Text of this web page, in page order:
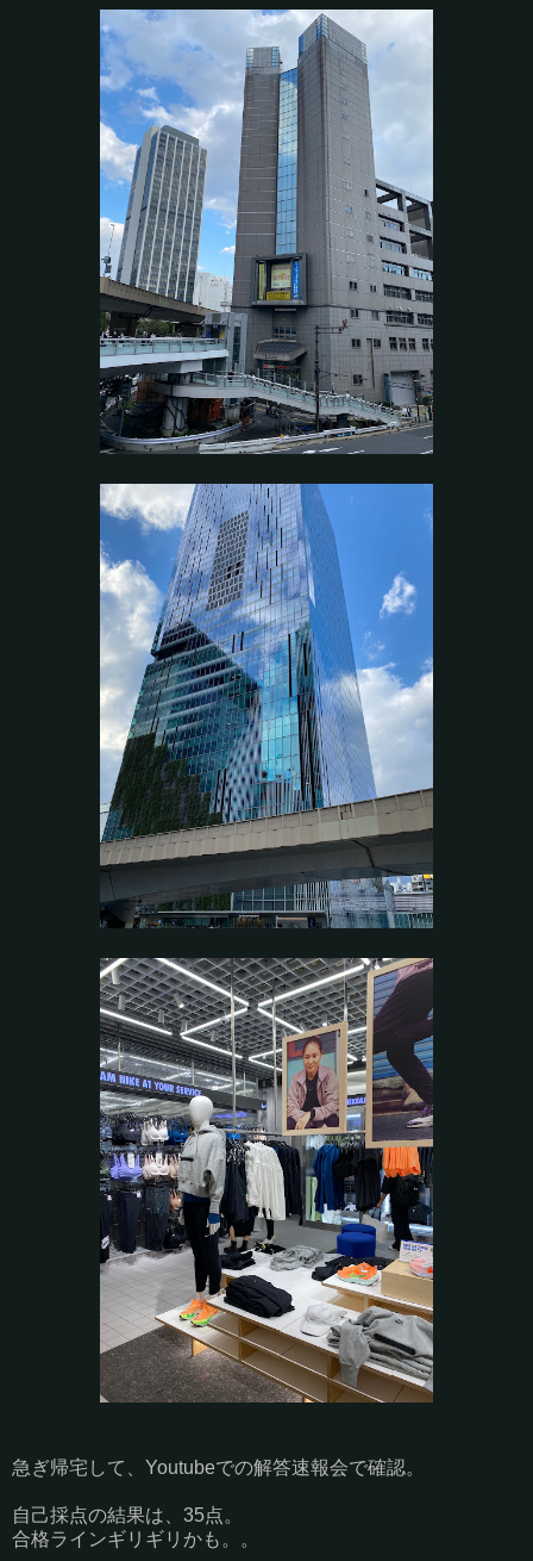
急ぎ帰宅して、Youtubeでの解答速報会で確認。
自己採点の結果は、35点。
合格ラインギリギリかも。。